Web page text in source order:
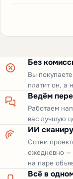
Без
Вы
платит он, а
Ведём
Работаем
вас лучшую
ИИ
Сотни
ежедневно —
на паре
Всё в